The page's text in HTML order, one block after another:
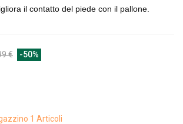
il contatto del piede con il pallone.
€ -50%
1 Articoli